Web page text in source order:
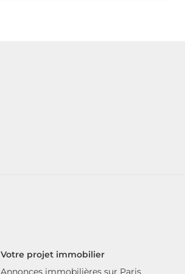
Votre projet immobilier
Annonces immobilières sur Paris